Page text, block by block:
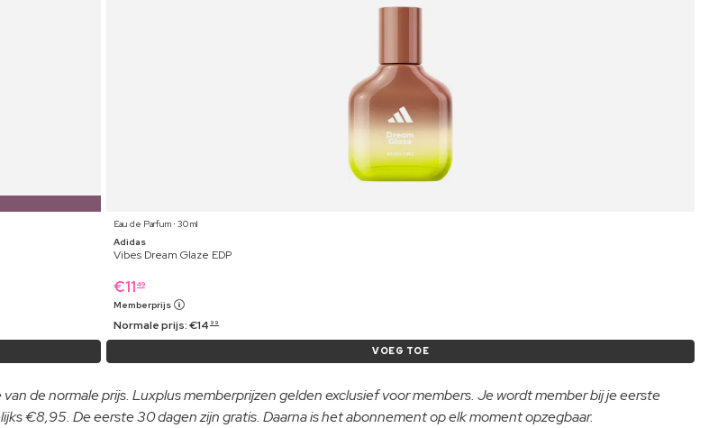
Eau de Parfum ⋅ 30 ml
Adidas
Vibes Dream Glaze EDP
€11 49
Memberprijs
Normale prijs:€14 99
VOEG TOE
de normale prijs. Luxplus memberprijzen gelden exclusief voor members. Je wordt member bij je eerste
€8,95. De eerste 30 dagen zijn gratis. Daarna is het abonnement op elk moment opzegbaar.